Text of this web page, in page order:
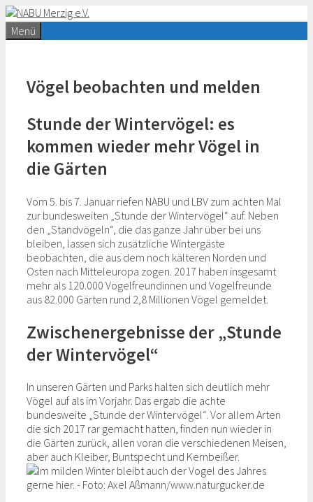
Zum
Inhalt
springen
Menü
Vögel beobachten und melden
Stunde der Wintervögel: es
kommen wieder mehr Vögel in
die Gärten
Vom 5. bis 7. Januar riefen NABU und LBV zum achten Mal
zur bundesweiten „Stunde der Wintervögel“ auf. Neben
den „Standvögeln“, die das ganze Jahr über bei uns
bleiben, lassen sich zusätzliche Wintergäste
beobachten, die aus dem noch kälteren Norden und
Osten nach Mitteleuropa zogen. 2017 haben insgesamt
mehr als 120.000 Vogelfreundinnen und Vogelfreunde
aus 82.000 Gärten rund 2,8 Millionen Vögel gemeldet.
Zwischenergebnisse der „Stunde
der Wintervögel“
In unseren Gärten und Parks halten sich deutlich mehr
Vögel auf als im Vorjahr. Das ergab die achte
bundesweite „Stunde der Wintervögel“. Vor allem Arten
die sich 2017 rar gemacht hatten, finden nun wieder in
die Gärten zurück, allen voran die verschiedenen Meisen,
aber auch Kleiber, Buntspecht und Kernbeißer.